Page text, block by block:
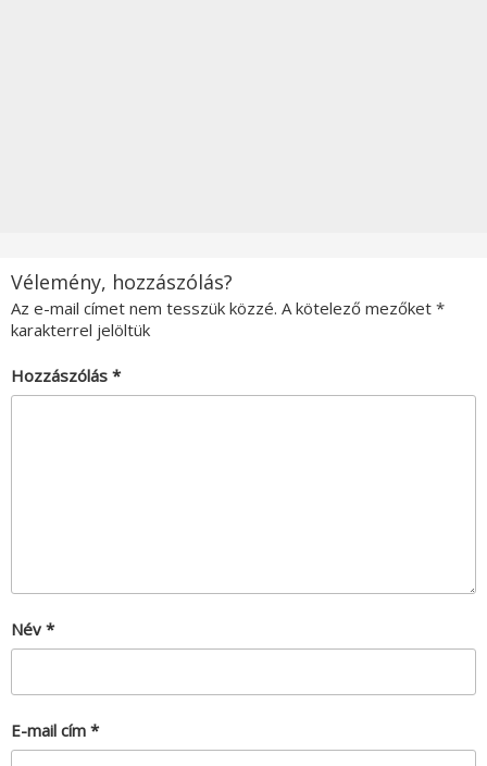
Vélemény, hozzászólás?
Az e-mail címet nem tesszük közzé. A kötelező mezőket *
karakterrel jelöltük
Hozzászólás *
Név *
E-mail cím *